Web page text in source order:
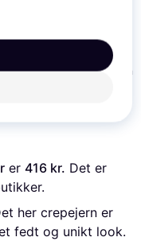
af 70 kr.
HH Simonsen
Crimping Iron
er 416 kr. Det er
her crepejern er
fedt og unikt look.